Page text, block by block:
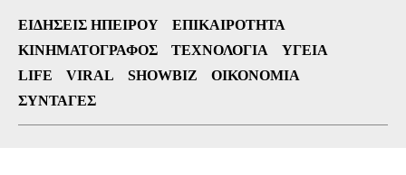
ΕΙΔΉΣΕΙΣ ΗΠΕΊΡΟΥ
ΕΠΙΚΑΙΡΌΤΗΤΑ
ΚΙΝΗΜΑΤΟΓΡΆΦΟΣ
ΤΕΧΝΟΛΟΓΊΑ
ΥΓΕΊΑ
LIFE
VIRAL SHOWBIZ
ΟΙΚΟΝΟΜΊΑ
ΣΥΝΤΑΓΈΣ